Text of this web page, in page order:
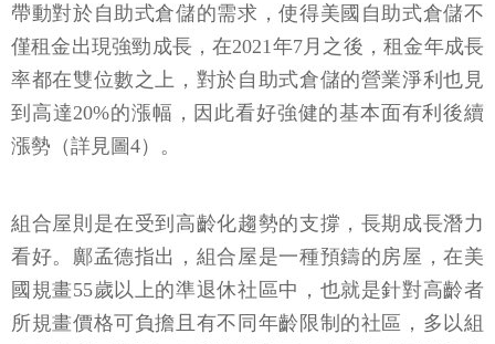
帶動對於自助式倉儲的需求，使得美國自助式倉儲不
僅租金出現強勁成長，在2021年7月之後，租金年成長
率都在雙位數之上，對於自助式倉儲的營業淨利也見
到高達20%的漲幅，因此看好強健的基本面有利後續
漲勢（詳見圖4）。
組合屋則是在受到高齡化趨勢的支撐，長期成長潛力
看好。鄺孟德指出，組合屋是一種預鑄的房屋，在美
國規畫55歲以上的準退休社區中，也就是針對高齡者
所規畫價格可負擔且有不同年齡限制的社區，多以組